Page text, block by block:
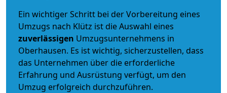
Ein wichtiger Schritt bei der Vorbereitung eines
Umzugs nach Klütz ist die Auswahl eines
zuverlässigen Umzugsunternehmens in
Oberhausen. Es ist wichtig, sicherzustellen, dass
das Unternehmen über die erforderliche
Erfahrung und Ausrüstung verfügt, um den
Umzug erfolgreich durchzuführen.